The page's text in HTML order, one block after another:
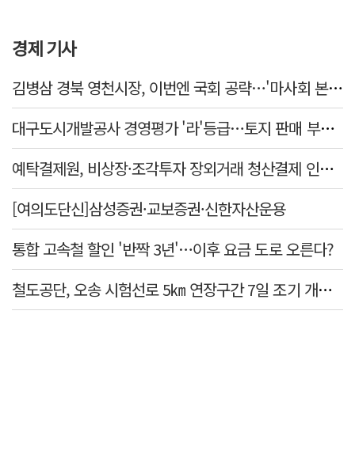
경제 기사
김병삼 경북 영천시장, 이번엔 국회 공략…'마사회 본사 이전·광역교통망 확충' 요청
대구도시개발공사 경영평가 '라'등급…토지 판매 부진에 1년 만에 두 단계 '뚝'
예탁결제원, 비상장·조각투자 장외거래 청산결제 인프라 구축 착수…연내 가동
[여의도단신]삼성증권·교보증권·신한자산운용
통합 고속철 할인 '반짝 3년'…이후 요금 도로 오른다?
철도공단, 오송 시험선로 5㎞ 연장구간 7일 조기 개통…LA 메트로 사업 지원